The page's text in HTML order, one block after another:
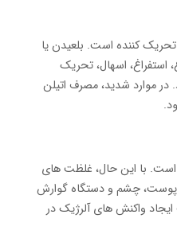
کننده است. بلعیدن یا
استفراغ، اسهال، تحریک
موارد شدید، مصرف اتیلن
است. با این حال، غلظت های
پوست، چشم و دستگاه گوارش
واکنش های آلرژیک در